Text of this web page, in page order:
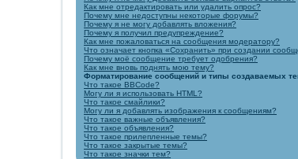
Как мне отредактировать или удалить опрос?
Почему мне недоступны некоторые форумы?
Почему я не могу добавлять вложения?
Почему я получил предупреждение?
Как мне пожаловаться на сообщения модератору?
Что означает кнопка «Сохранить» при создании
Почему моё сообщение требует одобрения?
Как мне вновь поднять мою тему?
Форматирование сообщений и типы создаваемых
Что такое BBCode?
Могу ли я использовать HTML?
Что такое смайлики?
Могу ли я добавлять изображения к сообщениям?
Что такое важные объявления?
Что такое объявления?
Что такое прилепленные темы?
Что такое закрытые темы?
Что такое значки тем?